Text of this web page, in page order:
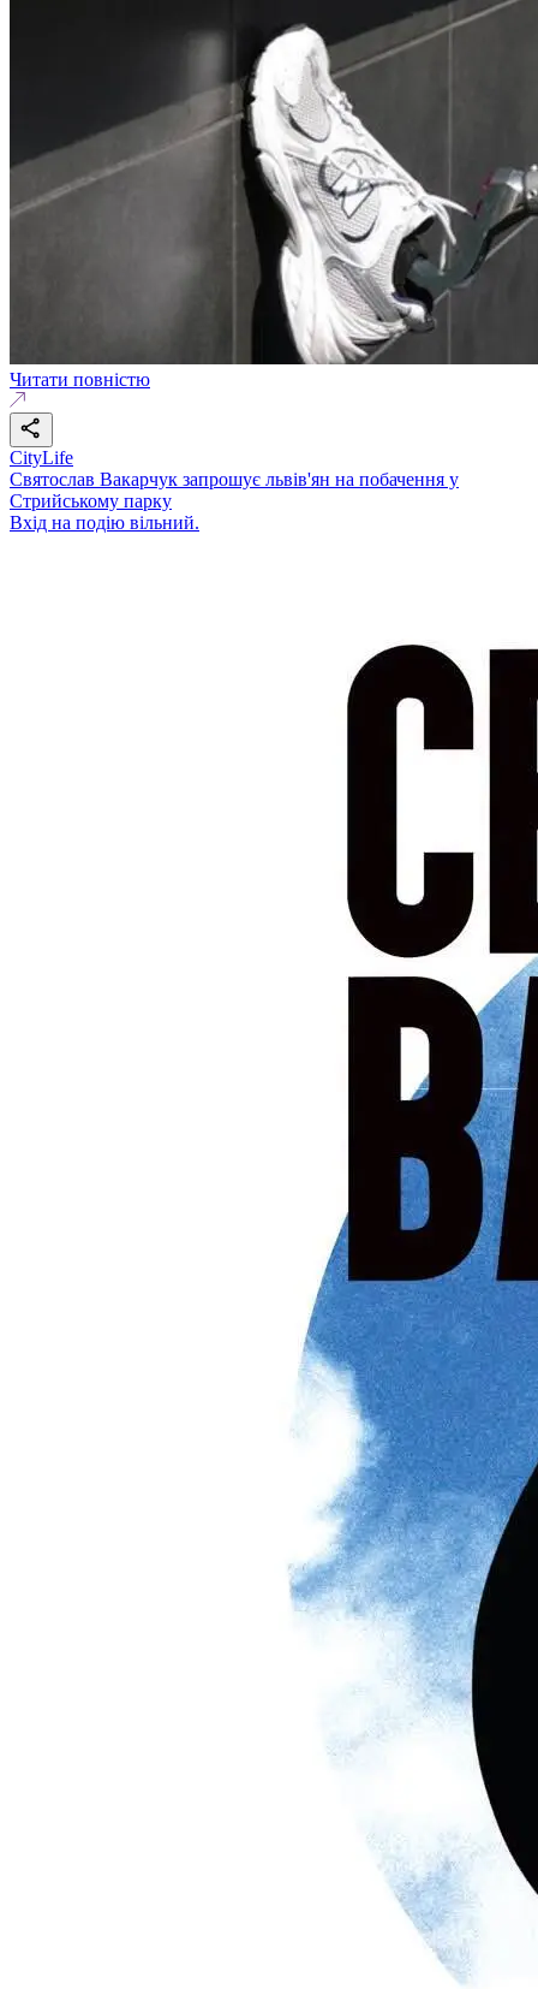
Читати повністю
CityLife
Святослав Вакарчук запрошує львів'ян на побачення у
Стрийському парку
Вхід на подію вільний.